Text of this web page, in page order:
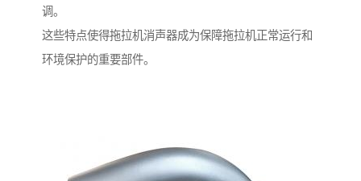
调。
这些特点使得拖拉机消声器成为保障拖拉机正常运行和
环境保护的重要部件。